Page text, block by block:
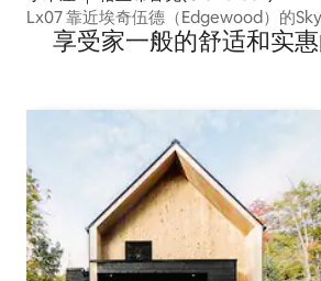
Lx07 靠近埃奇伍德（Edgewood）的
享受家一般的舒适和实